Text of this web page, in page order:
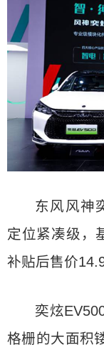
东风风神
定位紧凑级，
补贴后售价
奕炫
格栅的大面积